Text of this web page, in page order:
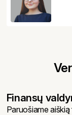
Finansų
Paruošiame